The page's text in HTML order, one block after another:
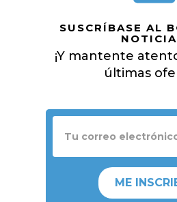
SUSCRÍBASE AL
¡Y mantente
últimas
ME